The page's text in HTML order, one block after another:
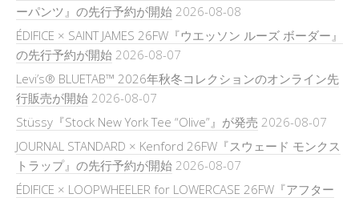
ーパンツ』の先行予約が開始 2026-08-08
ÉDIFICE × SAINT JAMES 26FW『ウエッソン ルーズ ボーダー』
の先行予約が開始 2026-08-07
Levi’s® BLUETAB™ 2026年秋冬コレクションのオンライン先
行販売が開始 2026-08-07
Stüssy『Stock New York Tee “Olive”』が発売 2026-08-07
JOURNAL STANDARD × Kenford 26FW『スウェード モンクス
トラップ』の先行予約が開始 2026-08-07
ÉDIFICE × LOOPWHEELER for LOWERCASE 26FW『アフター